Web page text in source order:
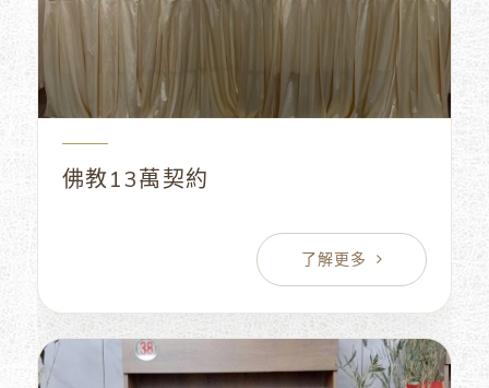
佛教13萬契約